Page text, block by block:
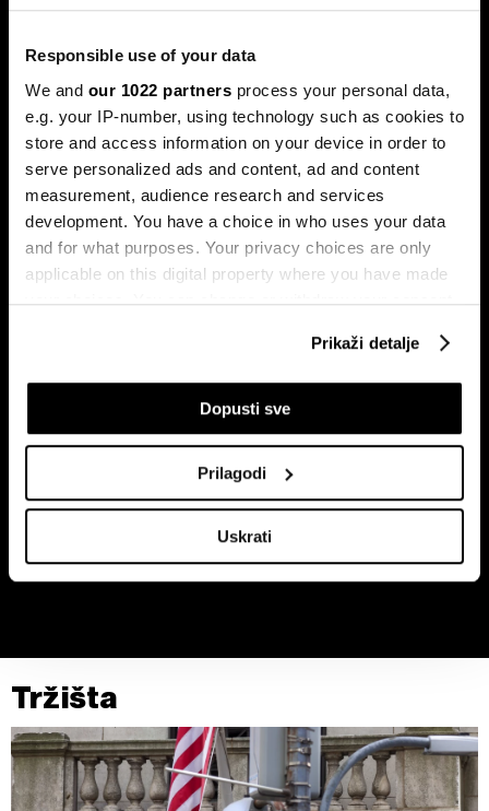
Responsible use of your data
We and our 1022 partners process your personal data,
e.g. your IP-number, using technology such as cookies to
store and access information on your device in order to
serve personalized ads and content, ad and content
measurement, audience research and services
development. You have a choice in who uses your data
and for what purposes. Your privacy choices are only
applicable on this digital property where you have made
your choices. You can change or withdraw your consent
If you allow, we would also like to:
Collect information about your geographical
Identify your device by actively scanning it for
specific characteristics (fingerprinting)
Find out more about how your personal data is processed
o vašim pravima pročitajte u našoj
o kolačićima i drugim sličnim tehnologijama uPolitici
kolačića. Kolačiće u bilo kojem trenutku možete ponovno
ažurirati klikom na „Prikaži detalje“. Privolu možete u bilo
kojem trenutku povući bez negativnih posljedica.
Prikaži detalje
Dopusti sve
Prilagodi
Uskrati
ulagača kao najveći neprijatelj
najmanjom volatilnošću na burzama.
Sezona rezultata u fokusu:
Končar predvodi regiju
Globalne berze tresu rizici,
regionalni prvaci nižu rekorde
Zašto bi kava mogla ostati skupa
Bitka za Addiko ulazi u
Tržišta